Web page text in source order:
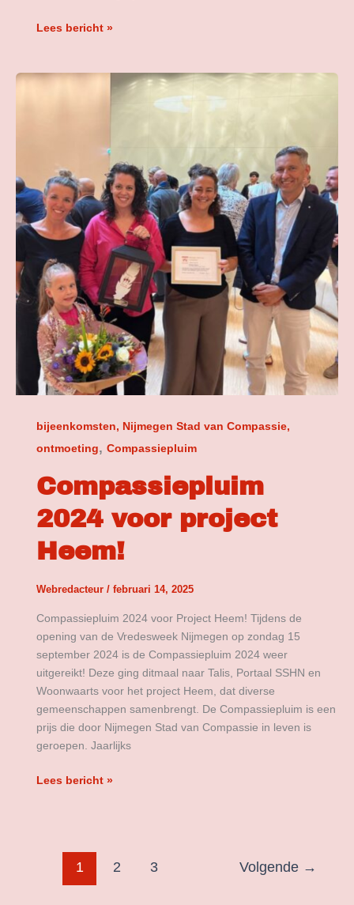
Lees bericht »
bijeenkomsten, Nijmegen Stad van Compassie,
ontmoeting, Compassiepluim
Compassiepluim
2024 voor project
Heem!
Webredacteur / februari 14, 2025
Compassiepluim 2024 voor Project Heem! Tijdens de
opening van de Vredesweek Nijmegen op zondag 15
september 2024 is de Compassiepluim 2024 weer
uitgereikt! Deze ging ditmaal naar Talis, Portaal SSHN en
Woonwaarts voor het project Heem, dat diverse
gemeenschappen samenbrengt. De Compassiepluim is een
prijs die door Nijmegen Stad van Compassie in leven is
geroepen. Jaarlijks
Compassiepluim
Lees bericht »
1 2 3 Volgende →